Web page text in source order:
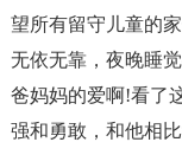
望所有留守儿童的
无依无靠，夜晚睡
爸妈妈的爱啊!看了
强和勇敢，和他相